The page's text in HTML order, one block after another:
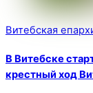
Витебская
В Витебске
крестный ход